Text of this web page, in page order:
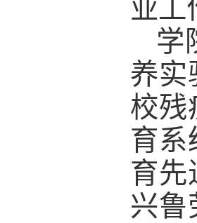
业工
学
养实
校残
育系
育先
兴鲁